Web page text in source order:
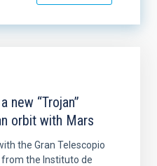
new “Trojan”
orbit with Mars
the Gran Telescopio
from the Instituto de